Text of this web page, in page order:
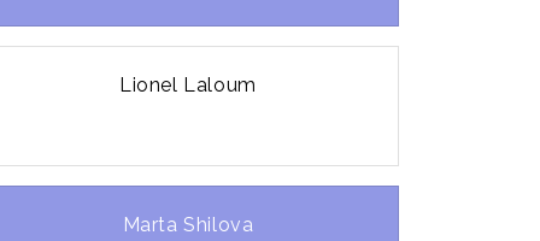
Lionel Laloum
Marta Shilova